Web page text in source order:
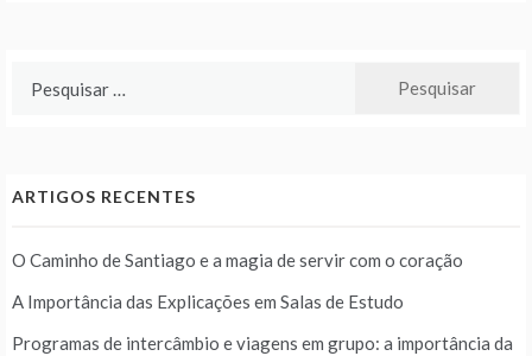
ARTIGOS RECENTES
O Caminho de Santiago e a magia de servir com o coração
A Importância das Explicações em Salas de Estudo
Programas de intercâmbio e viagens em grupo: a importância da